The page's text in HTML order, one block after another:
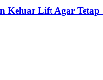
Keluar Lift Agar Tetap